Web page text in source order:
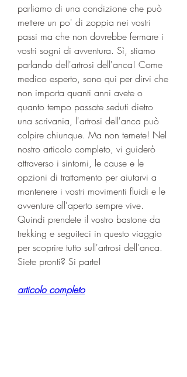
parliamo di una condizione che può
mettere un po' di zoppia nei vostri
passi ma che non dovrebbe fermare i
vostri sogni di avventura. Sì, stiamo
parlando dell'artrosi dell'anca! Come
medico esperto, sono qui per dirvi che
non importa quanti anni avete o
quanto tempo passate seduti dietro
una scrivania, l'artrosi dell'anca può
colpire chiunque. Ma non temete! Nel
nostro articolo completo, vi guiderò
attraverso i sintomi, le cause e le
opzioni di trattamento per aiutarvi a
mantenere i vostri movimenti fluidi e le
avventure all'aperto sempre vive.
Quindi prendete il vostro bastone da
trekking e seguiteci in questo viaggio
per scoprire tutto sull'artrosi dell'anca.
Siete pronti? Si parte!
articolo completo